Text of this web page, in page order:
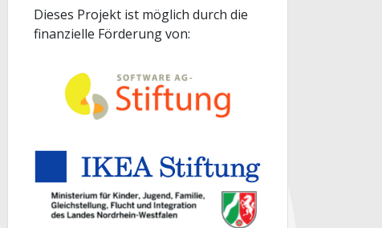
Dieses Projekt ist möglich durch die
finanzielle Förderung von: